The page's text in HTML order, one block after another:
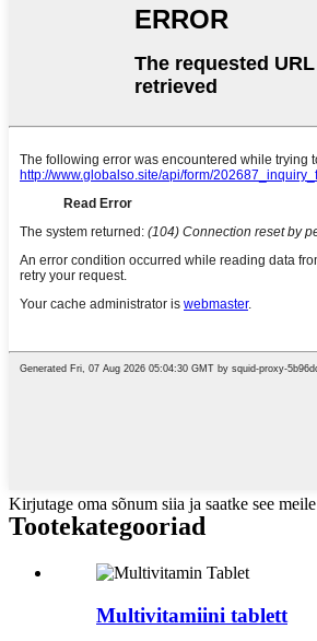
Kirjutage oma sõnum siia ja saatke see meile
Tootekategooriad
Multivitamiini tablett